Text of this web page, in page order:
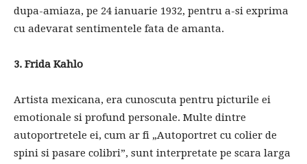
dupa-amiaza, pe 24 ianuarie 1932, pentru a-si exprima
cu adevarat sentimentele fata de amanta.
3. Frida Kahlo
Artista mexicana, era cunoscuta pentru picturile ei
emotionale si profund personale. Multe dintre
autoportretele ei, cum ar fi „Autoportret cu colier de
spini si pasare colibri”, sunt interpretate pe scara larga